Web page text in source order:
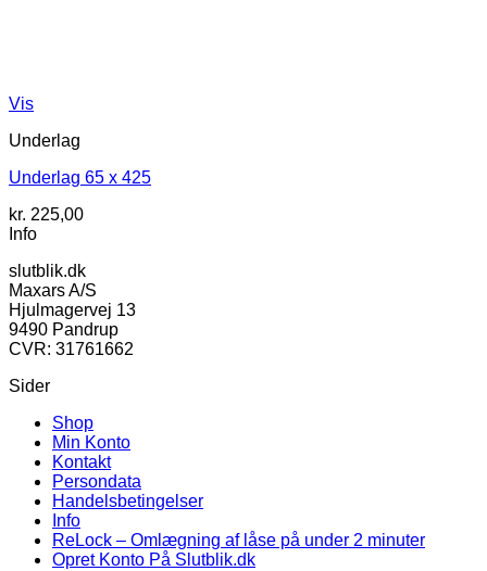
Vis
Underlag
Underlag 65 x 425
kr. 225,00
Info
slutblik.dk
Maxars A/S
Hjulmagervej 13
9490 Pandrup
CVR: 31761662
Sider
Shop
Min Konto
Kontakt
Persondata
Handelsbetingelser
Info
ReLock – Omlægning af låse på under 2 minuter
Opret Konto På Slutblik.dk